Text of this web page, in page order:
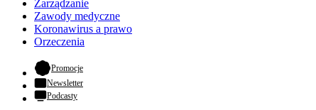
Zarządzanie
Zawody medyczne
Koronawirus a prawo
Orzeczenia
Promocje- otwiera się w nowej karcie
Newsletter
Podcasty